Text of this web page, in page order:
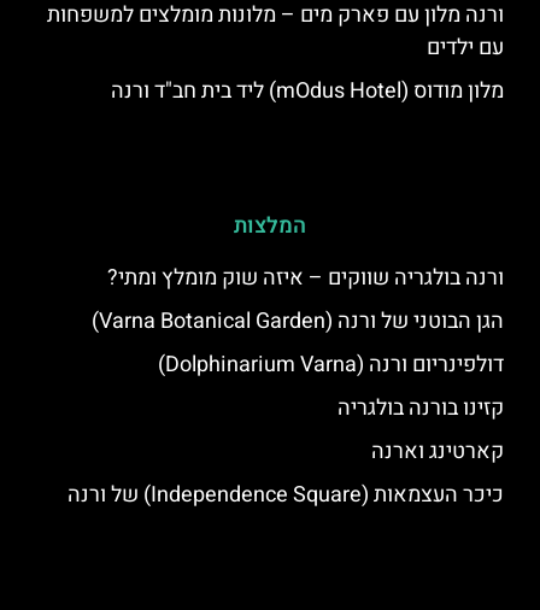
ורנה מלון עם פארק מים – מלונות מומלצים למשפחות
עם ילדים
מלון מודוס (mOdus Hotel) ליד בית חב"ד ורנה
המלצות
ורנה בולגריה שווקים – איזה שוק מומלץ ומתי?
הגן הבוטני של ורנה (Varna Botanical Garden)
דולפינריום ורנה (Dolphinarium Varna)
קזינו בורנה בולגריה
קארטינג וארנה
כיכר העצמאות (Independence Square) של ורנה